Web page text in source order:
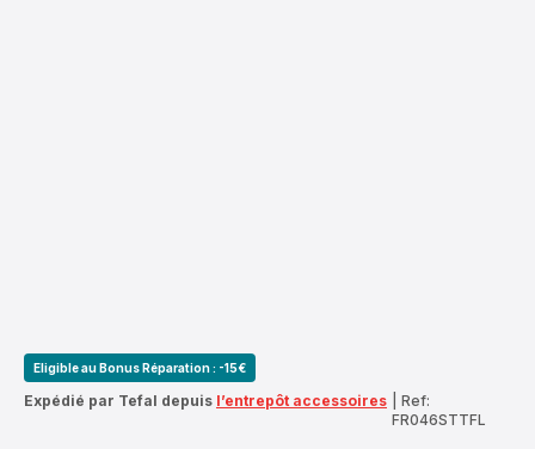
Eligible au Bonus Réparation : -15€
Expédié par Tefal depuis l’entrepôt accessoires
Ref:
FR046STTFL